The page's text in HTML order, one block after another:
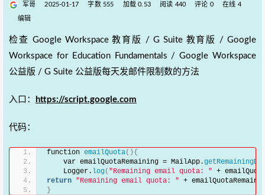
军哥 2025-01-17 字数 555 加载 0.53 阅读 440 评论 0 在线 4
编辑
检查 Google Workspace 教育版 / G Suite 教育版 / Google
Workspace for Education Fundamentals / Google Workspace
公益版 / G Suite 公益版每天发邮件限制数的方法
入口： https://script.google.com
代码：
function emailQuota(){
    var emailQuotaRemaining = MailApp.
    Logger.
log( "Remaining email quota: " +
return "Remaining email quota: " +
}